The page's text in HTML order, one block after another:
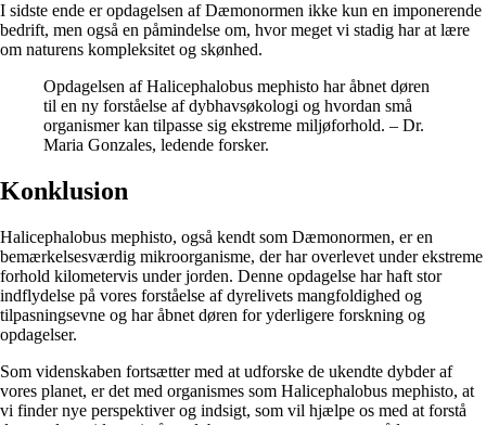
I sidste ende er opdagelsen af ​​Dæmonormen ikke kun en imponerende
bedrift, men også en påmindelse om, hvor meget vi stadig har at lære
om naturens kompleksitet og skønhed.
Opdagelsen af Halicephalobus mephisto har åbnet døren
til en ny forståelse af dybhavsøkologi og hvordan små
organismer kan tilpasse sig ekstreme miljøforhold. – Dr.
Maria Gonzales, ledende forsker.
Konklusion
Halicephalobus mephisto, også kendt som Dæmonormen, er en
bemærkelsesværdig mikroorganisme, der har overlevet under ekstreme
forhold kilometervis under jorden. Denne opdagelse har haft stor
indflydelse på vores forståelse af dyrelivets mangfoldighed og
tilpasningsevne og har åbnet døren for yderligere forskning og
opdagelser.
Som videnskaben fortsætter med at udforske de ukendte dybder af
vores planet, er det med organismes som Halicephalobus mephisto, at
vi finder nye perspektiver og indsigt, som vil hjælpe os med at forstå